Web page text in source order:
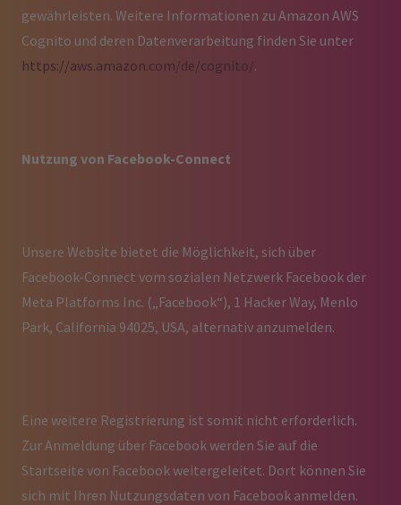
gewährleisten. Weitere Informationen zu Amazon AWS
Cognito und deren Datenverarbeitung finden Sie unter
https://aws.amazon.com/de/cognito/.
Nutzung von Facebook-Connect
Unsere Website bietet die Möglichkeit, sich über
Facebook-Connect vom sozialen Netzwerk Facebook der
Meta Platforms Inc. („Facebook“), 1 Hacker Way, Menlo
Park, California 94025, USA, alternativ anzumelden.
Eine weitere Registrierung ist somit nicht erforderlich.
Zur Anmeldung über Facebook werden Sie auf die
Startseite von Facebook weitergeleitet. Dort können Sie
sich mit Ihren Nutzungsdaten von Facebook anmelden.